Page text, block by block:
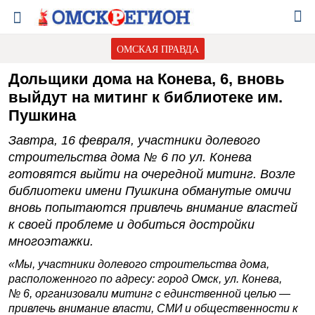
ОМСКАЯ ПРАВДА
Дольщики дома на Конева, 6, вновь
выйдут на митинг к библиотеке им.
Пушкина
Завтра, 16 февраля, участники долевого
строительства дома № 6 по ул. Конева
готовятся выйти на очередной митинг. Возле
библиотеки имени Пушкина обманутые омичи
вновь попытаются привлечь внимание властей
к своей проблеме и добиться достройки
многоэтажки.
«Мы, участники долевого строительства дома,
расположенного по адресу: город Омск, ул. Конева,
№ 6, организовали митинг с единственной целью —
привлечь внимание власти, СМИ и общественности к